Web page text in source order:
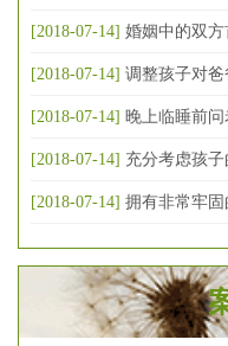
[2018-07-14] 婚姻中的双
[2018-07-14] 调整孩子对
[2018-07-14] 晚上临睡前问
[2018-07-14] 充分考虑孩
[2018-07-14] 拥有非常牢